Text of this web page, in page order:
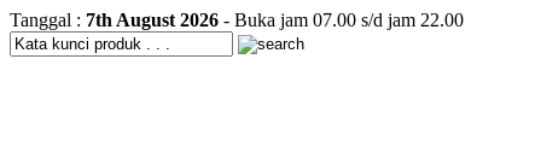
Tanggal : 7th August 2026 - Buka jam 07.00 s/d jam 22.00